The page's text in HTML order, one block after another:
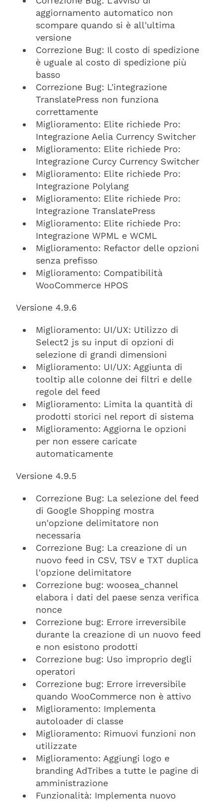
aggiornamento automatico non
scompare quando si è all'ultima
versione
Correzione Bug: Il costo di spedizione
è uguale al costo di spedizione più
basso
Correzione Bug: L'integrazione
TranslatePress non funziona
correttamente
Miglioramento: Elite richiede Pro:
Integrazione Aelia Currency Switcher
Miglioramento: Elite richiede Pro:
Integrazione Curcy Currency Switcher
Miglioramento: Elite richiede Pro:
Integrazione Polylang
Miglioramento: Elite richiede Pro:
Integrazione TranslatePress
Miglioramento: Elite richiede Pro:
Integrazione WPML e WCML
Miglioramento: Refactor delle opzioni
senza prefisso
Miglioramento: Compatibilità
WooCommerce HPOS
Versione 4.9.6
Miglioramento: UI/UX: Utilizzo di
Select2 js su input di opzioni di
selezione di grandi dimensioni
Miglioramento: UI/UX: Aggiunta di
tooltip alle colonne dei filtri e delle
regole del feed
Miglioramento: Limita la quantità di
prodotti storici nel report di sistema
Miglioramento: Aggiorna le opzioni
per non essere caricate
automaticamente
Versione 4.9.5
Correzione Bug: La selezione del feed
di Google Shopping mostra
un'opzione delimitatore non
necessaria
Correzione Bug: La creazione di un
nuovo feed in CSV, TSV e TXT duplica
l'opzione delimitatore
Correzione bug: woosea_channel
elabora i dati del paese senza verifica
nonce
Correzione bug: Errore irreversibile
durante la creazione di un nuovo feed
e non esistono prodotti
Correzione bug: Uso improprio degli
operatori
Correzione bug: Errore irreversibile
quando WooCommerce non è attivo
Miglioramento: Implementa
autoloader di classe
Miglioramento: Rimuovi funzioni non
utilizzate
Miglioramento: Aggiungi logo e
branding AdTribes a tutte le pagine di
amministrazione
Funzionalità: Implementa nuovo